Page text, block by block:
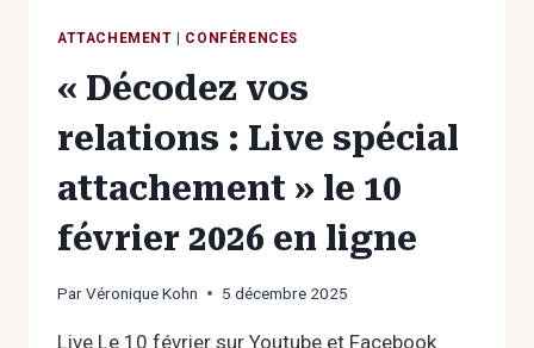
ATTACHEMENT CONFÉRENCES
« Décodez vos
relations : Live spécial
attachement » le 10
février 2026 en ligne
ParVéronique Kohn 5 décembre 2025
Live Le 10 février sur Youtube et Facebook